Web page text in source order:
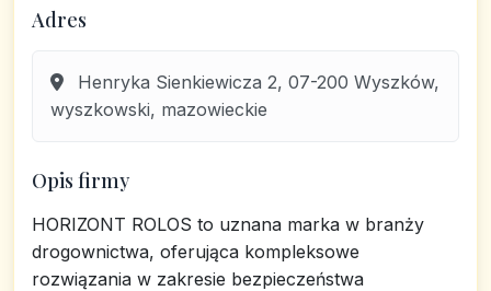
Adres
Henryka Sienkiewicza 2, 07-200 Wyszków,
wyszkowski, mazowieckie
Opis firmy
HORIZONT ROLOS to uznana marka w branży
drogownictwa, oferująca kompleksowe
rozwiązania w zakresie bezpieczeństwa